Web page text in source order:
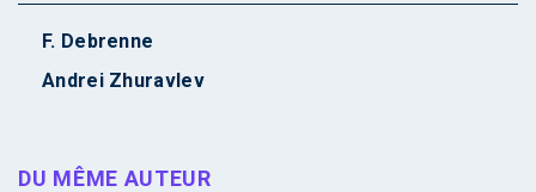
F. Debrenne
Andrei Zhuravlev
DU MÊME AUTEUR